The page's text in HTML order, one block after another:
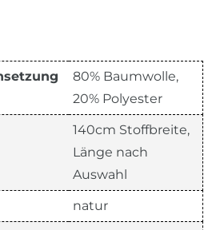
80% Baumwolle,
20% Polyester
140cm Stoffbreite,
Länge nach
Auswahl
natur